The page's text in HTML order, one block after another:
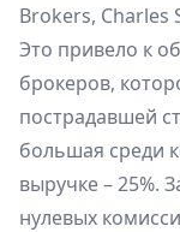
Brokers, Charles
Это привело к
брокеров,
пострадавшей
большая среди
выручке – 25%.
нулевых